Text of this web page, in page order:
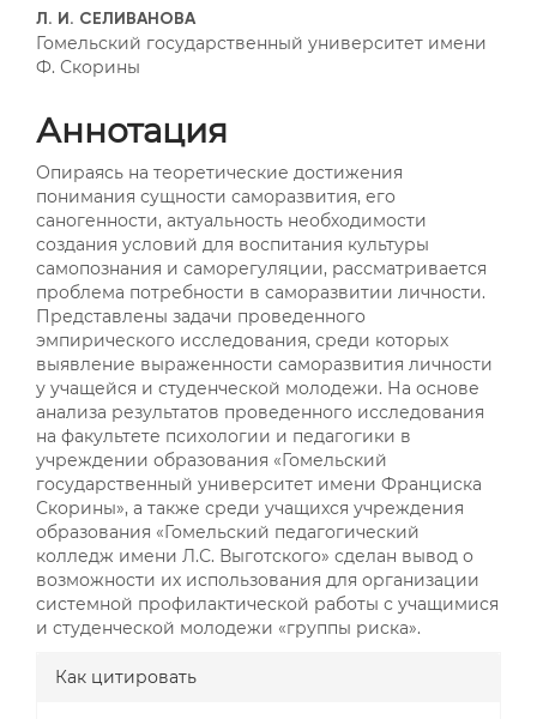
Л. И. СЕЛИВАНОВА
Гомельский государственный университет имени
Ф. Скорины
Аннотация
Опираясь на теоретические достижения
понимания сущности саморазвития, его
саногенности, актуальность необходимости
создания условий для воспитания культуры
самопознания и саморегуляции, рассматривается
проблема потребности в саморазвитии личности.
Представлены задачи проведенного
эмпирического исследования, среди которых
выявление выраженности саморазвития личности
у учащейся и студенческой молодежи. На основе
анализа результатов проведенного исследования
на факультете психологии и педагогики в
учреждении образования «Гомельский
государственный университет имени Франциска
Скорины», а также среди учащихся учреждения
образования «Гомельский педагогический
колледж имени Л.С. Выготского» сделан вывод о
возможности их использования для организации
системной профилактической работы с учащимися
и студенческой молодежи «группы риска».
Как цитировать